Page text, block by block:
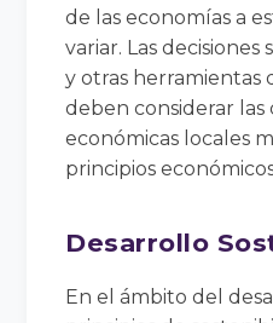
de las economías a
variar. Las decisiones
y otras herramientas
deben considerar las
económicas locales
principios
Desarrollo
En el ámbito del